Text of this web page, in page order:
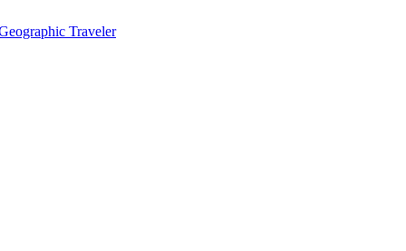
Traveler